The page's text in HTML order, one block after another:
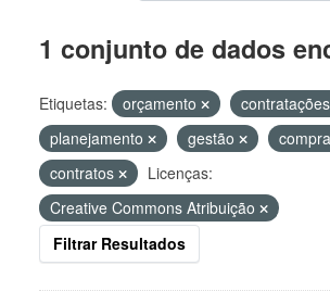
1 conjunto de dados
Etiquetas: orçamento
contratações
planejamento
gestão
contratos
Licenças:
Creative Commons Atribuição
Filtrar Resultados